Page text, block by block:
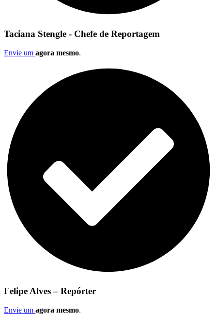
Taciana Stengle - Chefe de Reportagem
Envie um agora mesmo.
Felipe Alves – Repórter
Envie um agora mesmo.